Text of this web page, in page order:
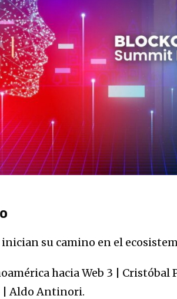
su camino en el
hacia Web 3 | Cristóbal
| Aldo Antinori.